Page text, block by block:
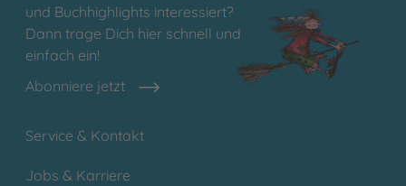
und Buchhighlights interessiert?
Dann trage Dich hier schnell und
einfach ein!
Abonniere jetzt
Service & Kontakt
Jobs & Karriere